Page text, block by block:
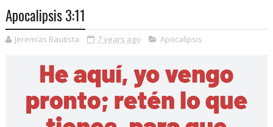
Apocalipsis 3:11
Jeremías Bautista 7 years ago Apocalipsis